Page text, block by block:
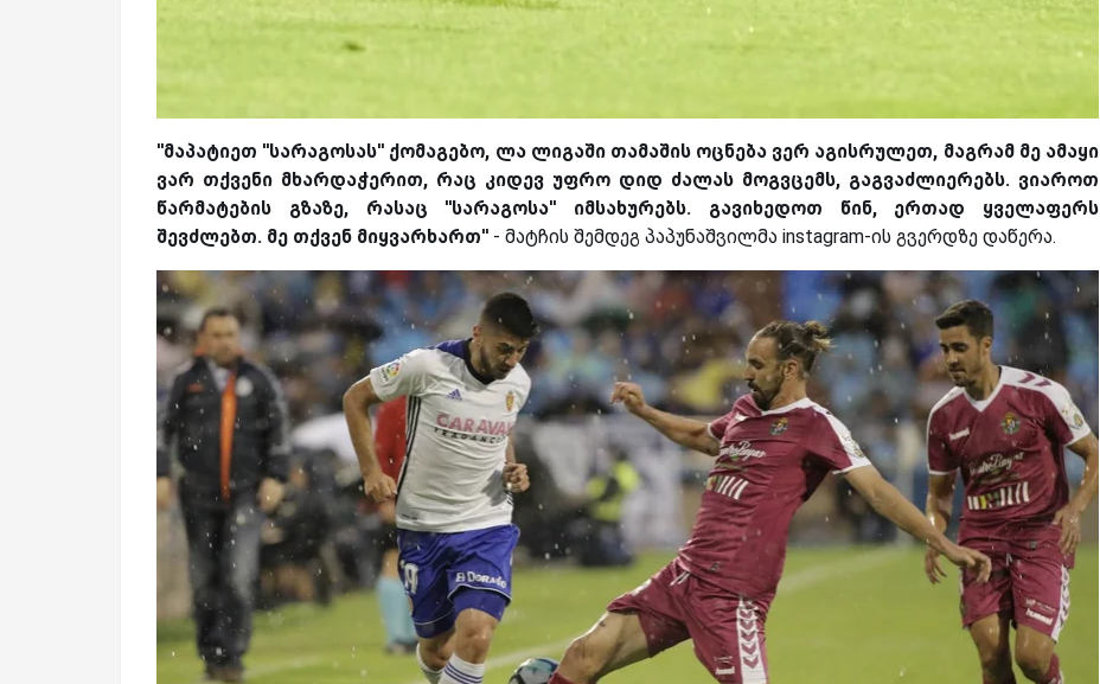
''მაპატიეთ ''სარაგოსას'' ქომაგებო, ლა ლიგაში თამაშის ოცნება ვერ აგისრულეთ, მაგრამ მე ამაყი
ვარ თქვენი მხარდაჭერით, რაც კიდევ უფრო დიდ ძალას მოგვცემს, გაგვაძლიერებს. ვიაროთ
წარმატების გზაზე, რასაც ''სარაგოსა'' იმსახურებს. გავიხედოთ წინ, ერთად ყველაფერს
შევძლებთ. მე თქვენ მიყვარხართ'' - მატჩის შემდეგ პაპუნაშვილმა instagram-ის გვერდზე დაწერა.